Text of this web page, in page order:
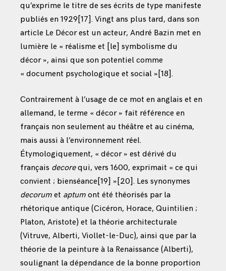
qu’exprime le titre de ses écrits de type manifeste
publiés en 1929 [17]. Vingt ans plus tard, dans son
article Le Décor est un acteur, André Bazin met en
lumière le « réalisme et [le] symbolisme du
décor », ainsi que son potentiel comme
« document psychologique et social » [18].
Contrairement à l’usage de ce mot en anglais et en
allemand, le terme « décor » fait référence en
français non seulement au théâtre et au cinéma,
mais aussi à l’environnement réel.
Étymologiquement, « décor » est dérivé du
français decorequi, vers 1600, exprimait « ce qui
convient ; bienséance [19] » [20]. Les synonymes
decorum et aptum ont été théorisés par la
rhétorique antique (Cicéron, Horace, Quintilien ;
Platon, Aristote) et la théorie architecturale
(Vitruve, Alberti, Viollet-le-Duc), ainsi que par la
théorie de la peinture à la Renaissance (Alberti),
soulignant la dépendance de la bonne proportion